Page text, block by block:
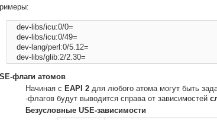
    dev-libs/icu:0/0=
    dev-libs/icu:0/49=
    dev-lang/perl:0/5.12=
флаги атомов
Начиная с EAPI 2для любого атома могут быть
-флагов будут выводится справа от зависимостей
Безусловные USE-зависимости